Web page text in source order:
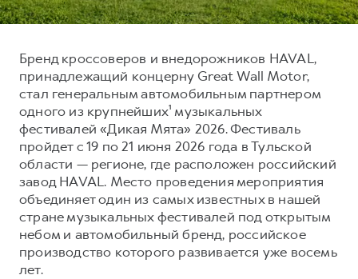
F7
от 2 899 000 ₽
F7X
от 3 599 000 ₽
POER
от 3 449 000 ₽
Страхование
Кредит
КОРПОРАТИВНЫМ КЛИЕНТАМ
Для малого бизнеса
Корпоративным клиентам
Крупным корпоративным клиентам
Система управления автопарком
Сервис для корпоративных клиентов
HAVAL Лизинг
GWM Безопасность
Гарантия HAVAL
Мобильное приложение GWM
Программа «HAVAL Защита+»
Руководства по эксплуатации
Подписки
АКСЕССУАРЫ HAVAL
Бренд кроссоверов и внедорожников HAVAL,
принадлежащий концерну Great Wall Motor,
стал генеральным автомобильным партнером
одного из крупнейших¹ музыкальных
фестивалей «Дикая Мята» 2026. Фестиваль
пройдет с 19 по 21 июня 2026 года в Тульской
области — регионе, где расположен российский
завод HAVAL. Место проведения мероприятия
объединяет один из самых известных в нашей
стране музыкальных фестивалей под открытым
небом и автомобильный бренд, российское
производство которого развивается уже восемь
лет.